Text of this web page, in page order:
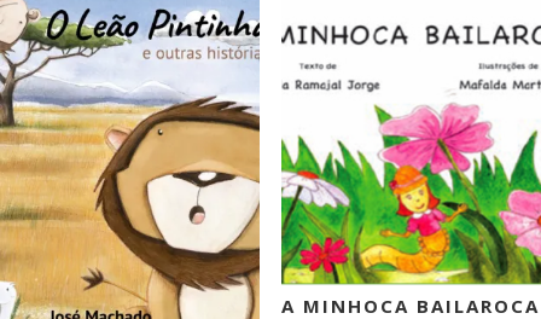
PROMOÇÃO!
A MINHOCA BAILAROCA